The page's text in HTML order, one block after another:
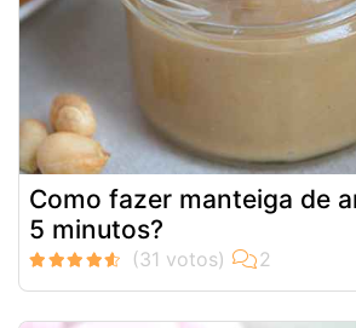
Como fazer manteiga de
5 minutos?